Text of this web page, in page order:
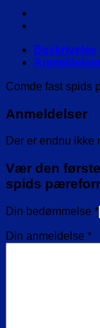
HMI
81141
Beskrivelse
Comde fast spids
Anmeldelser
Der er endnu ikke
Vær den
spids
Din bedømmelse *
Din anmeldelse *